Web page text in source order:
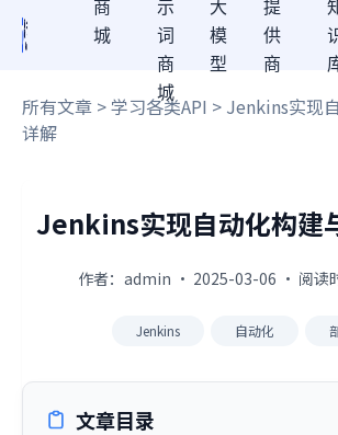
商
城
示
词
商
城
大
模
型
提
供
商
所有文章 >学习各类API > Jenkins实现
详解
Jenkins实现自动化构建
作者：admin · 2025-03-06 · 阅读
Jenkins 自动化
文章目录